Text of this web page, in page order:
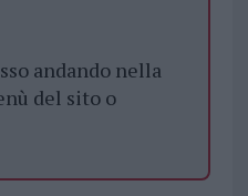
andando nella
del sito o